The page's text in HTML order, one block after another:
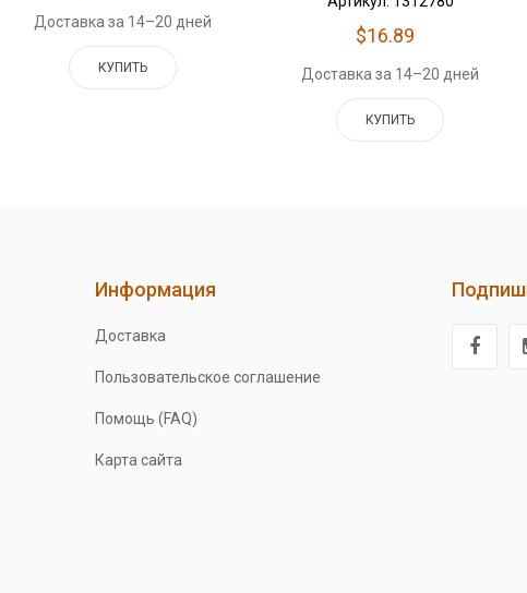
Доставка за 14–20 дней
КУПИТЬ
$16.89
Доставка за 14–20 дней
КУПИТЬ
Информация
Доставка
Пользовательское соглашение
Помощь (FAQ)
Карта сайта